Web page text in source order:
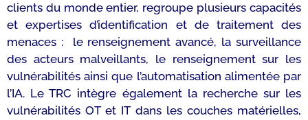
clients du monde entier, regroupe plusieurs capacités
et expertises d’identification et de traitement des
menaces : le renseignement avancé, la surveillance
des acteurs malveillants, le renseignement sur les
vulnérabilités ainsi que l’automatisation alimentée par
l’IA. Le TRC intègre également la recherche sur les
vulnérabilités OT et IT dans les couches matérielles,